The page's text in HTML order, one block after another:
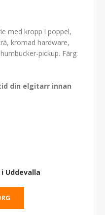
med kropp i poppel,
kromad hardware,
pickup. Färg:
din elgitarr innan
i Uddevalla